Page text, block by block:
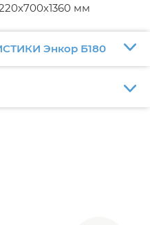
мм
Энкор Б180